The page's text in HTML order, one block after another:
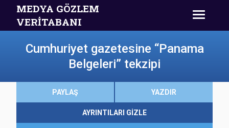
MEDYA GÖZLEM
VERİTABANI
Cumhuriyet gazetesine “Panama
Belgeleri” tekzipi
PAYLAŞ YAZDIR
AYRINTILARI GİZLE